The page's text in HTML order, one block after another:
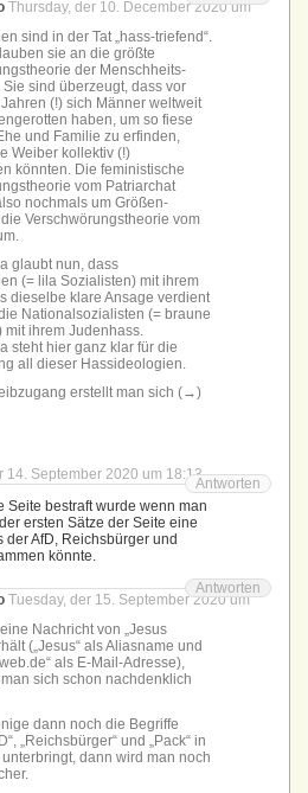
Thursday, der 10. December 2020 um
sind in der Tat „hass-triefend“.
sie an die größte
der Menschheits­
sind überzeugt, dass vor
(!) sich Männer weltweit
haben, um so fiese
und Familie zu erfinden,
Weiber kollektiv (!)
könnten. Die feministische
vom Patriarchat
nochmals um Größen­
Verschwörungs­theorie vom
glaubt nun, dass
(= lila Sozialisten) mit ihrem
dieselbe klare Ansage verdient
National­sozialisten (= braune
mit ihrem Judenhass.
steht hier ganz klar für die
all dieser Hass­ideologien.
erstellt man sich (→)
14. September 2020 um 18:13
Seite bestraft wurde wenn man
ersten Sätze der Seite eine
der AfD, Reichsbürger und
könnte.
Antworten
Tuesday, der 15. September 2020 um
Nachricht von „Jesus
(„Jesus“ als Aliasname und
als E-Mail-Adresse),
sich schon nachdenklich
dann noch die Begriffe
„Reichsbürger“ und „Pack“ in
dann wird man noch
Antworten